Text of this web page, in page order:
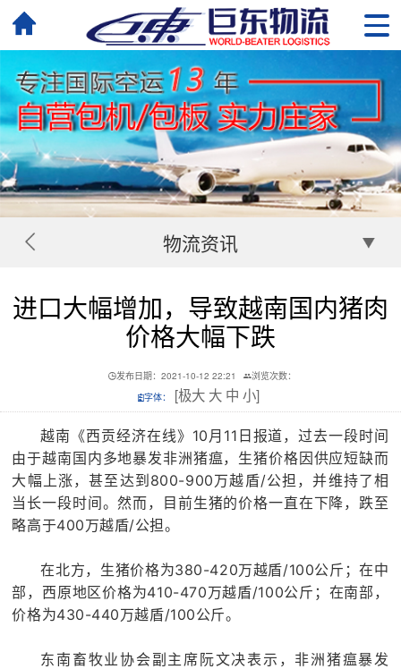
物流资讯
进口大幅增加，导致越南国内猪肉
价格大幅下跌
发布日期：2021-10-12 22:21
浏览次数：
字体：
[极大 大 中 小]
越南《西贡经济在线》10月11日报道，过去一段时间
由于越南国内多地暴发非洲猪瘟，生猪价格因供应短缺而
大幅上涨，甚至达到800-900万越盾/公担，并维持了相
当长一段时间。然而，目前生猪的价格一直在下降，跌至
略高于400万越盾/公担。
在北方，生猪价格为380-420万越盾/100公斤；在中
部，西原地区价格为410-470万越盾/100公斤；在南部，
价格为430-440万越盾/100公斤。
东南畜牧业协会副主席阮文决表示，非洲猪瘟暴发